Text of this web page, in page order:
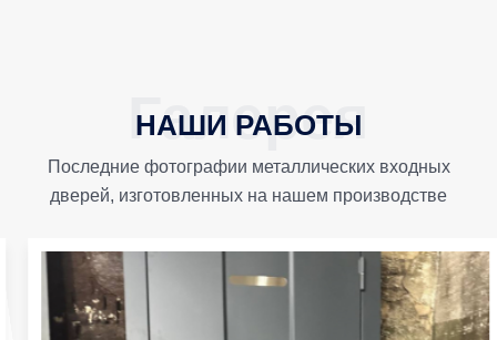
НАШИ РАБОТЫ
Последние фотографии металлических входных
дверей, изготовленных на нашем производстве